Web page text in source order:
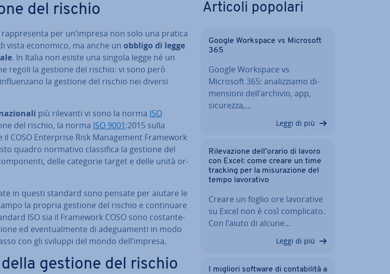
del rischio
per un’impresa non solo una pratica
vista economico, ma anche un obbligo di legge
. In Italia non esiste una singola legge né un
regoli la gestione del rischio: vi sono però
la gestione del rischio nei diversi
più rilevanti vi sono la norma ISO
del rischio, la norma ISO 9001:2015 sulla
COSO En­ter­pri­se Risk Ma­na­ge­ment Framework
quadro normativo clas­si­fi­ca la gestione del
delle categorie target e delle unità or­
in questi standard sono pensate per aiutare le
la propria gestione del rischio e con­ti­nua­re
ISO sia il Framework COSO sono co­stan­te­
ed even­tual­men­te di ade­gua­men­ti in modo
con gli sviluppi del mondo dell’impresa.
gestione del rischio
Articoli popolari
Google Workspace vs Microsoft
365
Google Workspace vs
Microsoft 365: ana­liz­zia­mo di­
men­sio­ni dell’archivio, app,
sicurezza,…
Leggi di più
Ri­le­va­zio­ne dell’orario di lavoro
con Excel: come creare un time
tracking per la mi­su­ra­zio­ne del
tempo la­vo­ra­ti­vo
Creare un foglio ore la­vo­ra­ti­ve
su Excel non è così com­pli­ca­to.
Con l’aiuto di alcune…
Leggi di più
I migliori software di con­ta­bi­li­tà a